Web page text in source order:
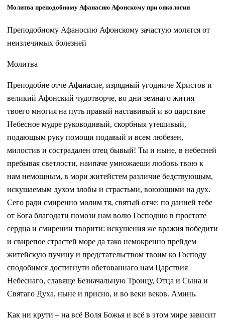
Молитва преподобному Афанасию Афонскому при онкологии
Преподобному Афаносию Афонскому зачастую молятся от
неизлечимых болезней
Молитва
Преподобне отче Афанасие, изрядный угодниче Христов и
великий Афонский чудотворче, во дни земнаго жития
твоего многия на путь правый наставивый и во царствие
Небесное мудре руководивый, скорбныя утешивый,
подающым руку помощи подавый и всем любезен,
милостив и сострадален отец бывый! Ты и ныне, в небесней
пребывая светлости, наипаче умножаеши любовь твою к
нам немощным, в мори житейстем различие бедствующым,
искушаемым духом злобы и страстьми, воюющими на дух.
Сего ради смиренно молим тя, святый отче: по данней тебе
от Бога благодати помози нам волю Господню в простоте
сердца и смирении творити: искушения же вражия победити
и свирепое страстей море да тако немокренно прейдем
житейскую пучину и предстательством твоим ко Господу
сподобимся достигнути обетованнаго нам Царствия
Небеснаго, славяще Безначальную Троицу, Отца и Сына и
Святаго Духа, ныне и присно, и во веки веков. Аминь.
Как ни крути – на всё Воля Божья и всё в этом мире зависит